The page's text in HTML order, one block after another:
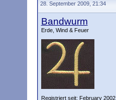
28. September 2009, 21:34
Bandwurm
Erde, Wind & Feuer
Registriert seit: February 2002